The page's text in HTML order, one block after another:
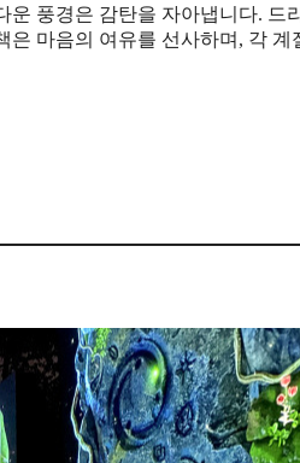
풍경은 감탄을 자아냅니다. 드
마음의 여유를 선사하며, 각